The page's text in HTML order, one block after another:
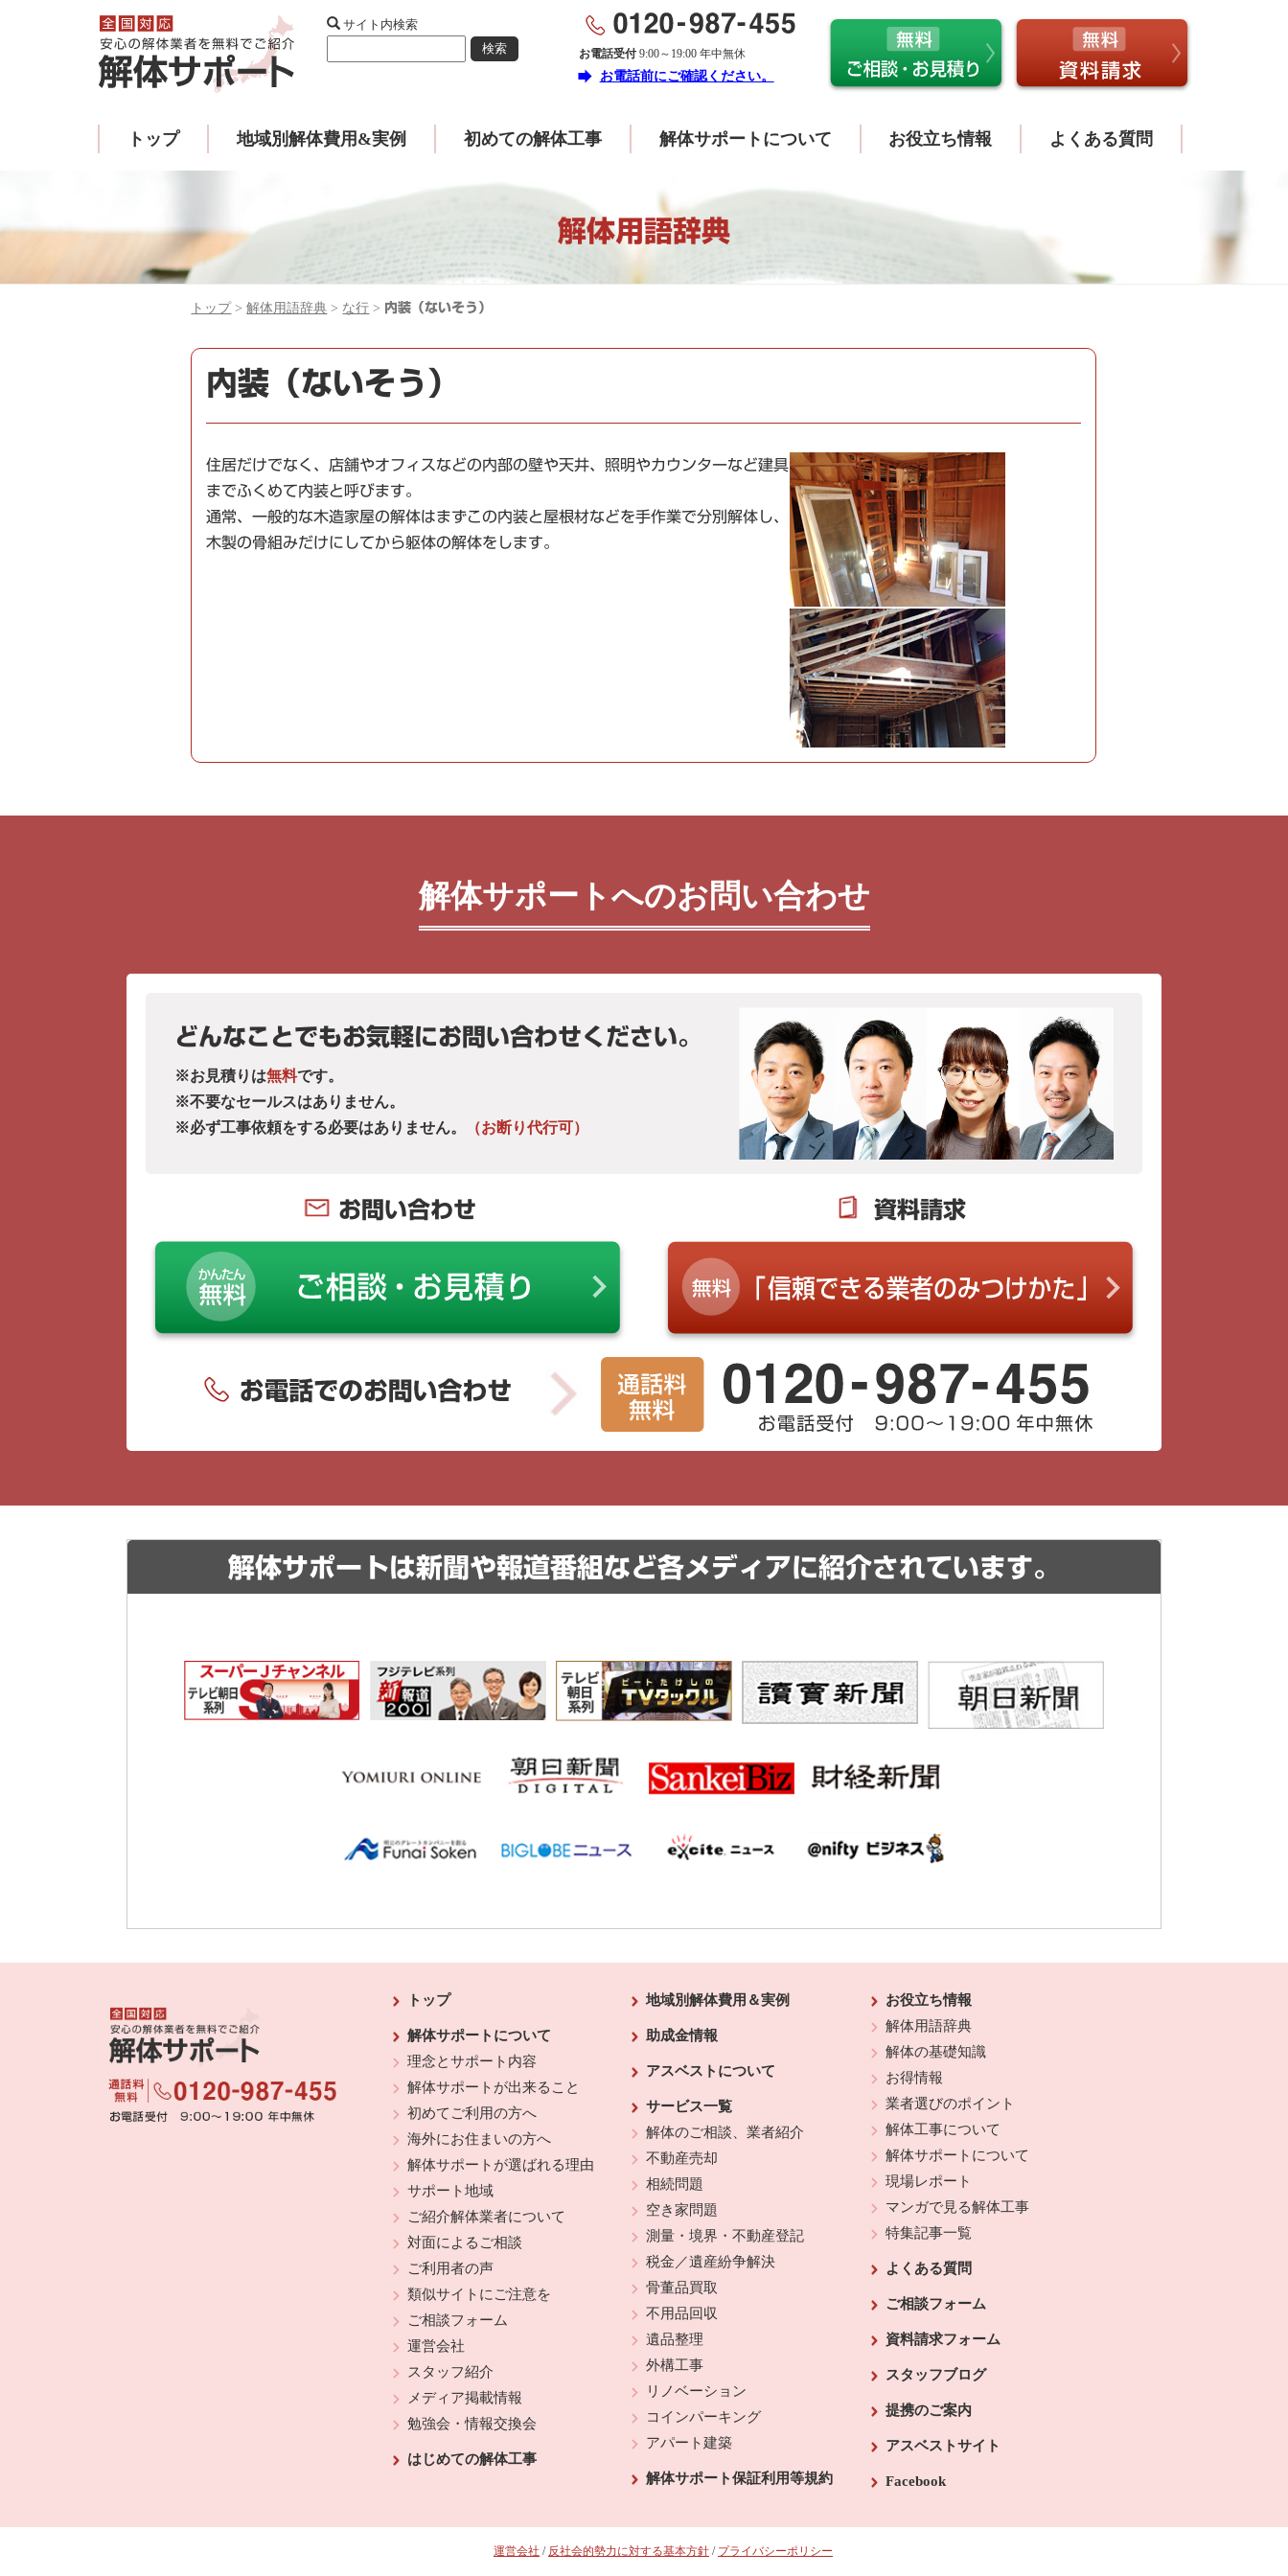
サイト内検索
お電話受付9:00～19:00 年中無休
forward お電話前にご確認ください。
トップ 地域別解体費用&実例 初めての解体工事 解体サポートについて お役立ち情報 よくある質問
解体用語辞典
トップ >解体用語辞典 > な行 > 内装（ないそう）
内装（ないそう）
住居だけでなく、店舗やオフィスなどの内部の壁や天井、照明やカウンターなど建具
までふくめて内装と呼びます。
通常、一般的な木造家屋の解体はまずこの内装と屋根材などを手作業で分別解体し、
木製の骨組みだけにしてから躯体の解体をします。
解体サポートへのお問い合わせ
どんなことでもお気軽にお問い合わせください。
※お見積りは無料です。
※不要なセールスはありません。
※必ず工事依頼をする必要はありません。
（お断り代行可）
お問い合わせ 資料請求
解体サポートは新聞や報道番組など各メディアに紹介されています。
トップ
解体サポートについて
理念とサポート内容
解体サポートが出来ること
初めてご利用の方へ
海外にお住まいの方へ
解体サポートが選ばれる理由
サポート地域
ご紹介解体業者について
対面によるご相談
ご利用者の声
類似サイトにご注意を
ご相談フォーム
運営会社
スタッフ紹介
メディア掲載情報
勉強会・情報交換会
はじめての解体工事
地域別解体費用＆実例
助成金情報
アスベストについて
サービス一覧
解体のご相談、業者紹介
不動産売却
相続問題
空き家問題
測量・境界・不動産登記
税金／遺産紛争解決
骨董品買取
不用品回収
遺品整理
外構工事
リノベーション
コインパーキング
アパート建築
解体サポート保証利用等規約
お役立ち情報
解体用語辞典
解体の基礎知識
お得情報
業者選びのポイント
解体工事について
解体サポートについて
現場レポート
マンガで見る解体工事
特集記事一覧
よくある質問
ご相談フォーム
資料請求フォーム
スタッフブログ
提携のご案内
アスベストサイト
Facebook
運営会社 / 反社会的勢力に対する基本方針 / プライバシーポリシー